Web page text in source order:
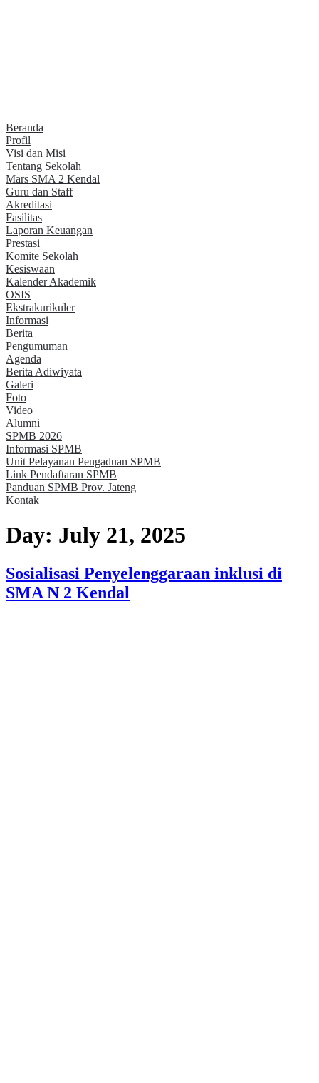
Beranda
Profil
Visi dan Misi
Tentang Sekolah
Mars SMA 2 Kendal
Guru dan Staff
Akreditasi
Fasilitas
Laporan Keuangan
Prestasi
Komite Sekolah
Kesiswaan
Kalender Akademik
OSIS
Ekstrakurikuler
Informasi
Berita
Pengumuman
Agenda
Berita Adiwiyata
Galeri
Foto
Video
Alumni
SPMB 2026
Informasi SPMB
Unit Pelayanan Pengaduan SPMB
Link Pendaftaran SPMB
Panduan SPMB Prov. Jateng
Kontak
Day: July 21, 2025
Sosialisasi Penyelenggaraan inklusi di
SMA N 2 Kendal